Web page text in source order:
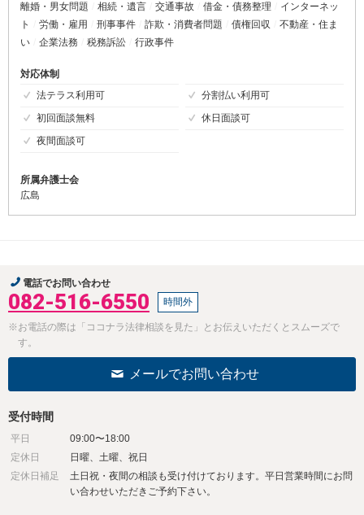
離婚・男女問題
相続・遺言 交通事故 借金・債務整理
インターネッ
ト
労働・雇用 刑事事件 詐欺・消費者問題 債権回収
不動産・住ま
い
企業法務 税務訴訟 行政事件
対応体制
法テラス利用可
分割払い利用可
初回面談無料
休日面談可
夜間面談可
所属弁護士会
広島
電話でお問い合わせ
082-516-6550 時間外
※お電話の際は「ココナラ法律相談を見た」とお伝えいただくとスムーズで
す。
メールでお問い合わせ
受付時間
平日
09:00〜18:00
定休日
日曜、土曜、祝日
定休日補足
土日祝・夜間の相談も受け付けております。平日営業時間にお問
い合わせいただきご予約下さい。